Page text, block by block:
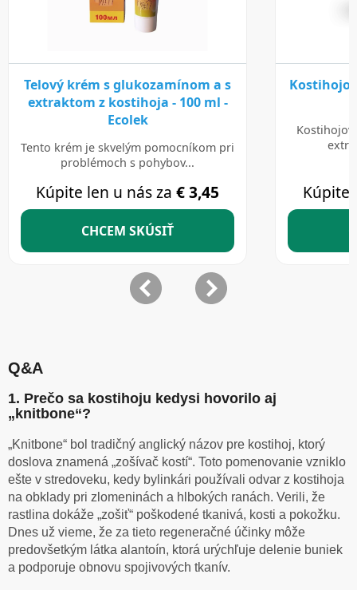
Q&A
1. Prečo sa kostihoju kedysi hovorilo aj
„knitbone“?
„Knitbone“ bol tradičný anglický názov pre kostihoj, ktorý
doslova znamená „zošívač kostí“. Toto pomenovanie vzniklo
ešte v stredoveku, kedy bylinkári používali odvar z kostihoja
na obklady pri zlomeninách a hlbokých ranách. Verili, že
rastlina dokáže „zošiť“ poškodené tkanivá, kosti a pokožku.
Dnes už vieme, že za tieto regeneračné účinky môže
predovšetkým látka alantoín, ktorá urýchľuje delenie buniek
a podporuje obnovu spojivových tkanív.